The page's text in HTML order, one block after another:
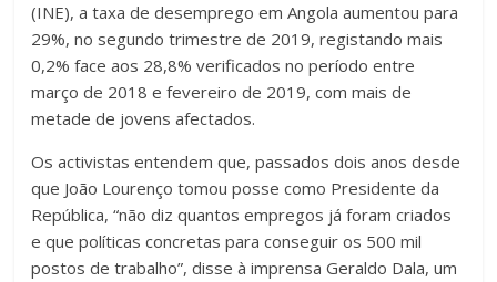
(INE), a taxa de desemprego em Angola aumentou para
29%, no segundo trimestre de 2019, registando mais
0,2% face aos 28,8% verificados no período entre
março de 2018 e fevereiro de 2019, com mais de
metade de jovens afectados.
Os activistas entendem que, passados dois anos desde
que João Lourenço tomou posse como Presidente da
República, “não diz quantos empregos já foram criados
e que políticas concretas para conseguir os 500 mil
postos de trabalho”, disse à imprensa Geraldo Dala, um